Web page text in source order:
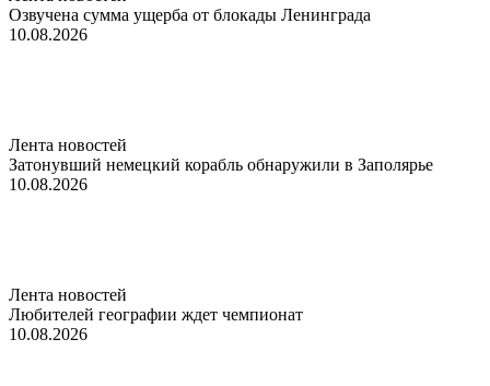
Озвучена сумма ущерба от блокады Ленинграда
10.08.2026
Лента новостей
Затонувший немецкий корабль обнаружили в Заполярье
10.08.2026
Лента новостей
Любителей географии ждет чемпионат
10.08.2026